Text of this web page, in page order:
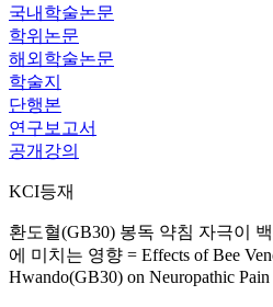
국내학술논문
학위논문
해외학술논문
학술지
단행본
연구보고서
공개강의
KCI등재
환도혈(GB30) 봉독 약침 자극이
에 미치는 영향 = Effects of Bee
Hwando(GB30) on Neuropathic Pain